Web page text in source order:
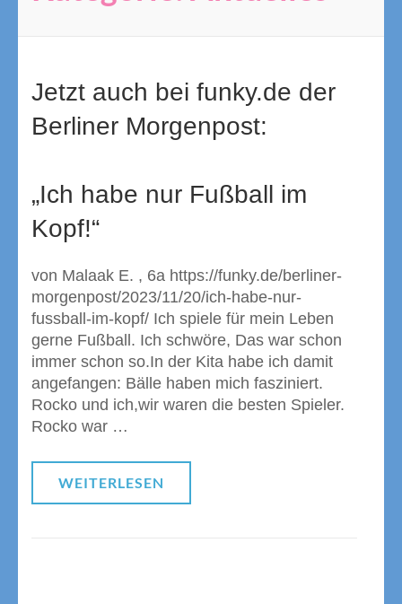
Jetzt auch bei funky.de der
Berliner Morgenpost:
„Ich habe nur Fußball im
Kopf!“
von Malaak E. , 6a https://funky.de/berliner-
morgenpost/2023/11/20/ich-habe-nur-
fussball-im-kopf/ Ich spiele für mein Leben
gerne Fußball. Ich schwöre, Das war schon
immer schon so.In der Kita habe ich damit
angefangen: Bälle haben mich fasziniert.
Rocko und ich,wir waren die besten Spieler.
Rocko war …
WEITERLESEN